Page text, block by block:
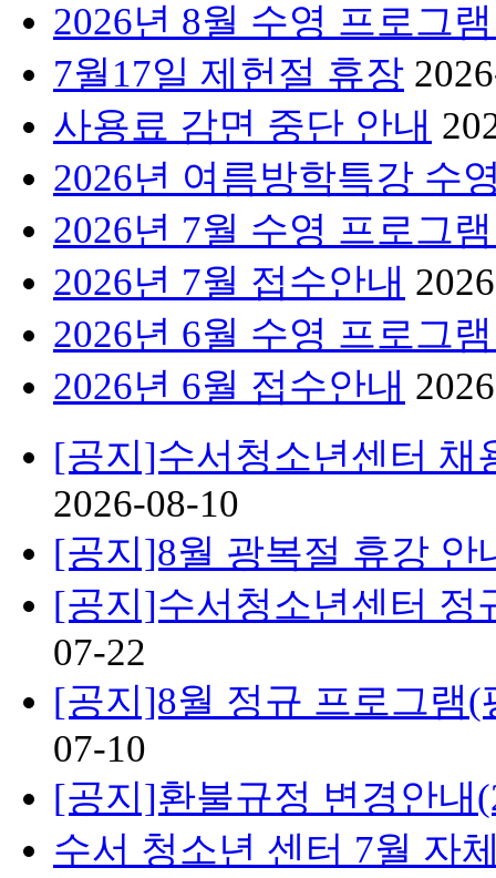
2026년 8월 수영 프로그
7월17일 제헌절 휴장
사용료 감면 중단 안내
2026년 여름방학특강 수
2026년 7월 수영 프로그
2026년 7월 접수안내
2026년 6월 수영 프로그
2026년 6월 접수안내
[공지]수서청소년센터
2026-08-10
[공지]8월 광복절 휴강 안
[공지]수서청소년센터
07-22
[공지]8월 정규 프로그램
07-10
[공지]환불규정 변경안내
수서 청소년 센터 7월 자